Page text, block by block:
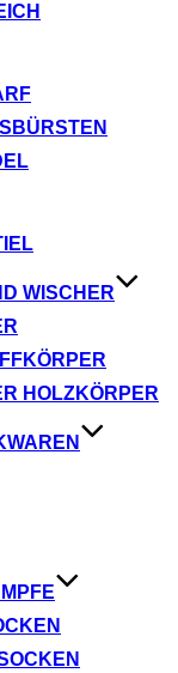
WISCHER
HOLZKÖRPER